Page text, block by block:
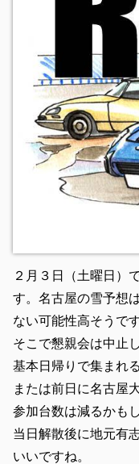
２月３日（土曜日）
す。名古屋の雪予想
ない可能性高そうで
そこで懇親会は中止
基本日帰りで集まれ
または前日に名古屋
参加台数は減るかも
当日解散後に地元有
いいですね。